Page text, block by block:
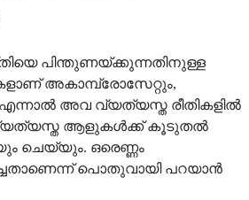
പിന്തുണയ്ക്കുന്നതിനുള്ള
അകാമ്പ്രോസേറ്റും,
അവ വ്യത്യസ്ത രീതികളിൽ
ആളുകൾക്ക് കൂടുതൽ
ഒരെണ്ണം
പൊതുവായി പറയാൻ